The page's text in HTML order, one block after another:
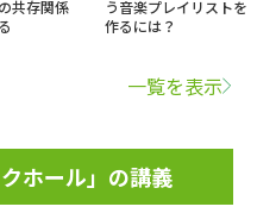
共存関係
う音楽プレイリストを
作るには？
一覧を表示
ホール」の講義